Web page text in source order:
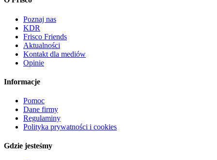
Poznaj nas
KDR
Frisco Friends
Aktualności
Kontakt dla mediów
Opinie
Informacje
Pomoc
Dane firmy
Regulaminy
Polityka prywatności i cookies
Gdzie jesteśmy